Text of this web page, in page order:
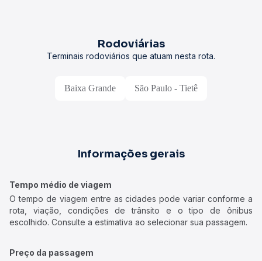
Rodoviárias
Terminais rodoviários que atuam nesta rota.
Baixa Grande São Paulo - Tietê
Informações gerais
Tempo médio de viagem
O tempo de viagem entre as cidades pode variar conforme a
rota, viação, condições de trânsito e o tipo de ônibus
escolhido. Consulte a estimativa ao selecionar sua passagem.
Preço da passagem